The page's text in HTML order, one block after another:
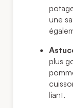
une
plus
liant.